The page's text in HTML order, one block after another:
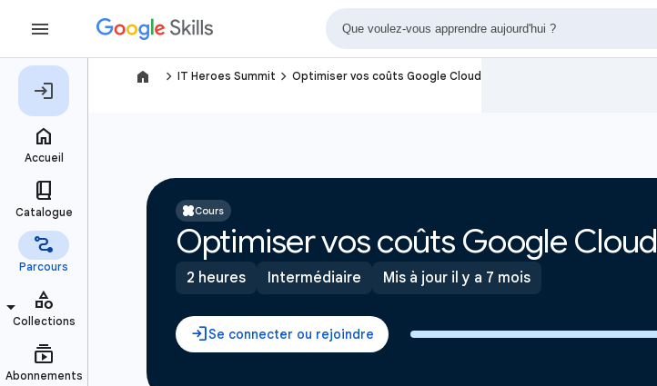
navigate_next IT Heroes Summit navigate_next Optimiser vos coûts Google Cloud
Cours
Optimiser vos coûts Google Cloud
2 heures Intermédiaire Mis à jour il y a 7 mois